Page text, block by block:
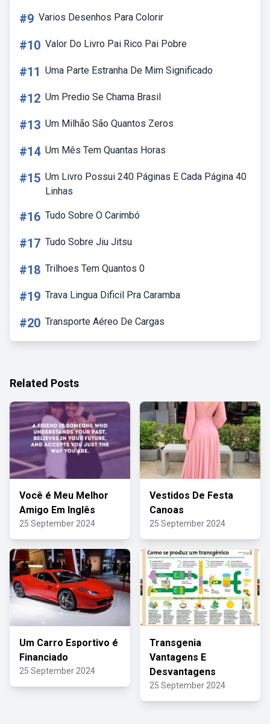
#9 Varios Desenhos Para Colorir
#10 Valor Do Livro Pai Rico Pai Pobre
#11 Uma Parte Estranha De Mim Significado
#12 Um Predio Se Chama Brasil
#13 Um Milhão São Quantos Zeros
#14 Um Mês Tem Quantas Horas
#15 Um Livro Possui 240 Páginas E Cada Página 40
Linhas
#16 Tudo Sobre O Carimbó
#17 Tudo Sobre Jiu Jitsu
#18 Trilhoes Tem Quantos 0
#19 Trava Lingua Dificil Pra Caramba
#20 Transporte Aéreo De Cargas
Related Posts
Você é Meu Melhor
Amigo Em Inglês
25 September 2024
Vestidos De Festa
Canoas
25 September 2024
Um Carro Esportivo é
Financiado
25 September 2024
Transgenia
Vantagens E
Desvantagens
25 September 2024